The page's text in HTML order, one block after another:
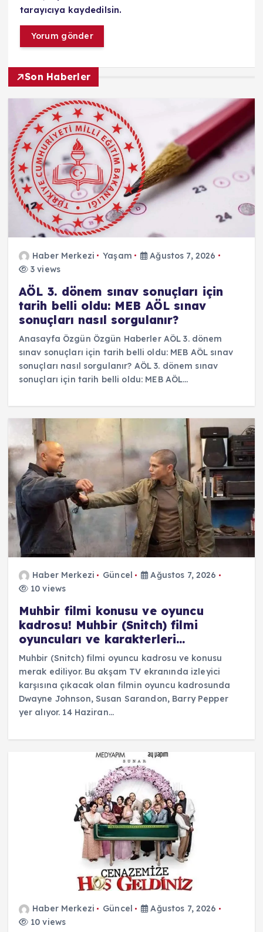
tarayıcıya kaydedilsin.
Son Haberler
Haber Merkezi Yaşam
Ağustos 7, 2026
3 views
AÖL 3. dönem sınav sonuçları için
tarih belli oldu: MEB AÖL sınav
sonuçları nasıl sorgulanır?
Anasayfa Özgün Özgün Haberler AÖL 3. dönem
sınav sonuçları için tarih belli oldu: MEB AÖL sınav
sonuçları nasıl sorgulanır? AÖL 3. dönem sınav
sonuçları için tarih belli oldu: MEB AÖL…
Haber Merkezi Güncel
Ağustos 7, 2026
10 views
Muhbir filmi konusu ve oyuncu
kadrosu! Muhbir (Snitch) filmi
oyuncuları ve karakterleri…
Muhbir (Snitch) filmi oyuncu kadrosu ve konusu
merak ediliyor. Bu akşam TV ekranında izleyici
karşısına çıkacak olan filmin oyuncu kadrosunda
Dwayne Johnson, Susan Sarandon, Barry Pepper
yer alıyor. 14 Haziran…
Haber Merkezi Güncel
Ağustos 7, 2026
10 views